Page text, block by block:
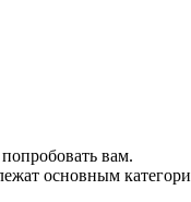
вам.
основным